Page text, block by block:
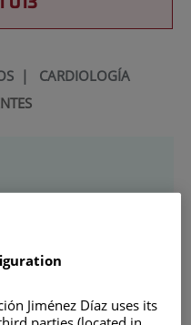
| CARDIOLOGÍA
sector privado,
12 y 13, y
y
Jiménez Díaz uses its